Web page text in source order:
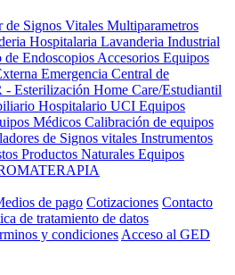
de Signos Vitales Multiparametros
Hospitalaria Lavanderia Industrial
de Endoscopios Accesorios Equipos
Emergencia Central de
- Esterilización Home Care/Estudiantil
Hospitalario UCI Equipos
Médicos Calibración de equipos
de Signos vitales Instrumentos
Productos Naturales Equipos
de pago Cotizaciones Contacto
de tratamiento de datos
y condiciones Acceso al GED